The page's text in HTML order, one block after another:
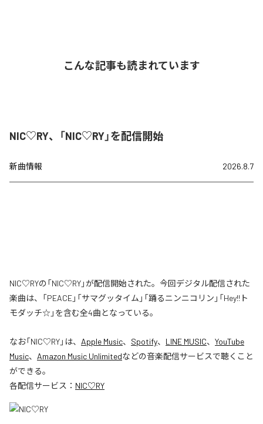
こんな記事も読まれています
NIC♡RY、「NIC♡RY」を配信開始
新曲情報 2026.8.7
NIC♡RYの「NIC♡RY」が配信開始された。今回デジタル配信された
楽曲は、「PEACE」「サマグッタイム」「踊るニンニコリン」「Hey!!ト
モダッチ☆」を含む全4曲となっている。
なお「NIC♡RY」は、 Apple Music、 Spotify、 LINE MUSIC、 YouTube
Music、 Amazon Music Unlimitedなどの音楽配信サービスで聴くこと
ができる。
各配信サービス： NIC♡RY